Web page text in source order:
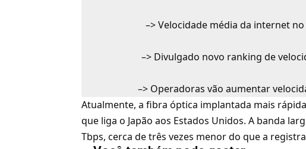
–>Velocidade média da internet
–> Divulgado novo ranking de
–> Operadoras vão aumentar
Atualmente, a fibra óptica implantada mais
que liga o Japão aos Estados Unidos. A banda
Tbps, cerca de três vezes menor do que a